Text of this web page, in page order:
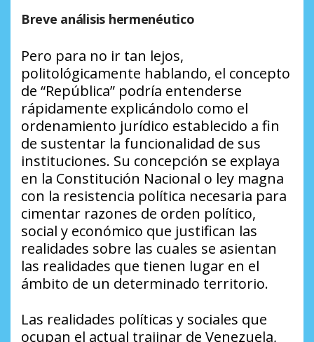
Breve análisis hermenéutico
Pero para no ir tan lejos,
politológicamente hablando, el concepto
de “República” podría entenderse
rápidamente explicándolo como el
ordenamiento jurídico establecido a fin
de sustentar la funcionalidad de sus
instituciones. Su concepción se explaya
en la Constitución Nacional o ley magna
con la resistencia política necesaria para
cimentar razones de orden político,
social y económico que justifican las
realidades sobre las cuales se asientan
las realidades que tienen lugar en el
ámbito de un determinado territorio.
Las realidades políticas y sociales que
ocupan el actual trajinar de Venezuela,